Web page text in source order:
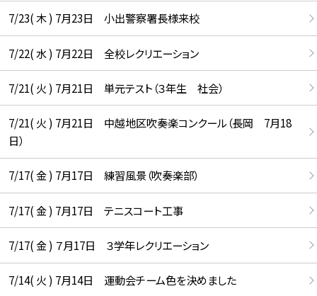
7/23( 木 ) 7月23日 小出警察署長様来校
7/22( 水 ) 7月22日 全校レクリエーション
7/21( 火 ) 7月21日 単元テスト（３年生 社会）
7/21( 火 ) 7月21日 中越地区吹奏楽コンクール（長岡 7月18
日）
7/17( 金 ) 7月17日 練習風景（吹奏楽部）
7/17( 金 ) 7月17日 テニスコート工事
7/17( 金 ) ７月17日 ３学年レクリエーション
7/14( 火 ) 7月14日 運動会チーム色を決めました